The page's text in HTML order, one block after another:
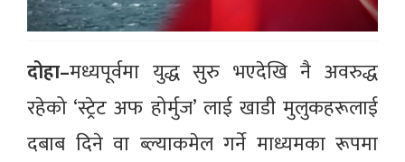
दोहा–मध्यपूर्वमा युद्ध सुरु भएदेखि नै अवरुद्ध
रहेको ‘स्ट्रेट अफ होर्मुज’ लाई खाडी मुलुकहरूलाई
दबाब दिने वा ब्ल्याकमेल गर्ने माध्यमका रूपमा